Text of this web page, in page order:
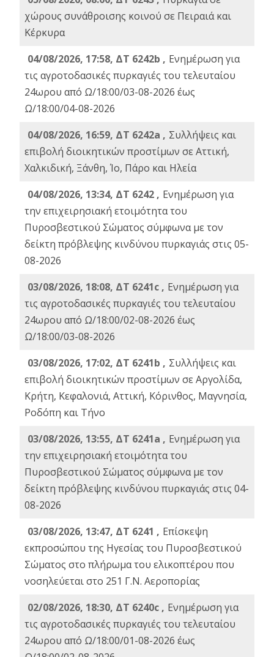
χώρους συνάθροισης κοινού σε Πειραιά και
Κέρκυρα
04/08/2026, 17:58, ΔΤ 6242b , Ενημέρωση για
τις αγροτοδασικές πυρκαγιές του τελευταίου
24ωρου από Ω/18:00/03-08-2026 έως
Ω/18:00/04-08-2026
04/08/2026, 16:59, ΔΤ 6242a , Συλλήψεις και
επιβολή διοικητικών προστίμων σε Αττική,
Χαλκιδική, Ξάνθη, Ίο, Πάρο και Ηλεία
04/08/2026, 13:34, ΔΤ 6242 , Ενημέρωση για
την επιχειρησιακή ετοιμότητα του
Πυροσβεστικού Σώματος σύμφωνα με τον
δείκτη πρόβλεψης κινδύνου πυρκαγιάς στις 05-
08-2026
03/08/2026, 18:08, ΔΤ 6241c , Ενημέρωση για
τις αγροτοδασικές πυρκαγιές του τελευταίου
24ωρου από Ω/18:00/02-08-2026 έως
Ω/18:00/03-08-2026
03/08/2026, 17:02, ΔΤ 6241b , Συλλήψεις και
επιβολή διοικητικών προστίμων σε Αργολίδα,
Κρήτη, Κεφαλονιά, Αττική, Κόρινθος, Μαγνησία,
Ροδόπη και Τήνο
03/08/2026, 13:55, ΔΤ 6241a , Ενημέρωση για
την επιχειρησιακή ετοιμότητα του
Πυροσβεστικού Σώματος σύμφωνα με τον
δείκτη πρόβλεψης κινδύνου πυρκαγιάς στις 04-
08-2026
03/08/2026, 13:47, ΔΤ 6241 , Επίσκεψη
εκπροσώπου της Ηγεσίας του Πυροσβεστικού
Σώματος στο πλήρωμα του ελικοπτέρου που
νοσηλεύεται στο 251 Γ.Ν. Αεροπορίας
02/08/2026, 18:30, ΔΤ 6240c , Ενημέρωση για
τις αγροτοδασικές πυρκαγιές του τελευταίου
24ωρου από Ω/18:00/01-08-2026 έως